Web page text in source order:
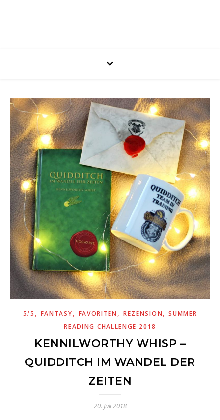
5/5 , FANTASY, FAVORITEN , REZENSION,SUMMER
READING CHALLENGE 2018
KENNILWORTHY WHISP –
QUIDDITCH IM WANDEL DER
ZEITEN
20. Juli 2018